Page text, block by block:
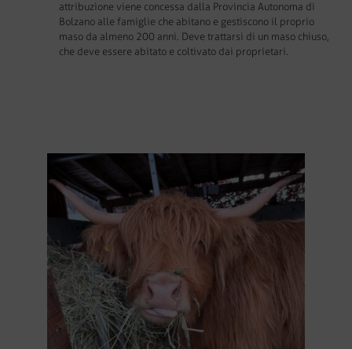
attribuzione viene concessa dalla Provincia Autonoma di
Bolzano alle famiglie che abitano e gestiscono il proprio
maso da almeno 200 anni. Deve trattarsi di un maso chiuso,
che deve essere abitato e coltivato dai proprietari.